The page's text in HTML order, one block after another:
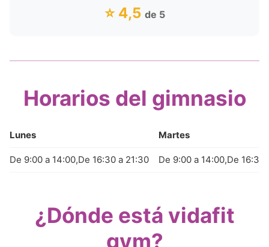
⭐ 4,5 de 5
Horarios del gimnasio
Lunes Martes
De 9:00 a 14:00,De 16:30 a 21:30 De 9:00 a 14:00,De 16:30
¿Dónde está vidafit
gym?